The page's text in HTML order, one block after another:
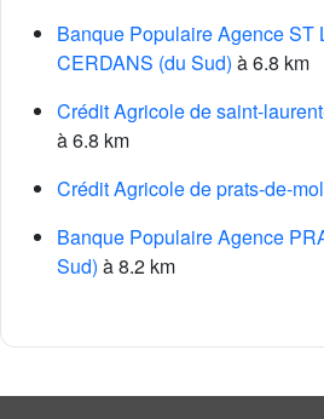
Banque Populaire Agence ST
CERDANS (du Sud) à 6.8 km
Crédit Agricole de saint-
à 6.8 km
Crédit Agricole de prats-de-
Banque Populaire Agence
Sud) à 8.2 km